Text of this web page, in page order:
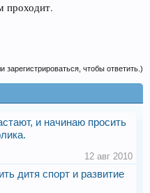
проходит.
чтобы ответить.)
и начинаю просить
12 авг 2010
дитя спорт и развитие